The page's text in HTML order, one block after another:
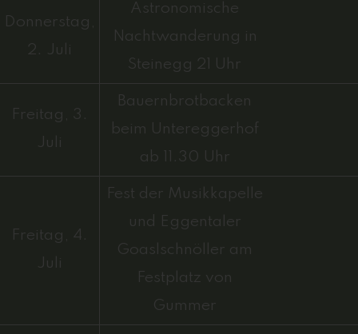
Donnerstag,
2. Juli
Astronomische
Nachtwanderung in
Steinegg 21 Uhr
Freitag, 3.
Juli
Bauernbrotbacken
beim Untereggerhof
ab 11.30 Uhr
Freitag, 4.
Juli
Fest der Musikkapelle
und Eggentaler
Goaslschnöller am
Festplatz von
Gummer